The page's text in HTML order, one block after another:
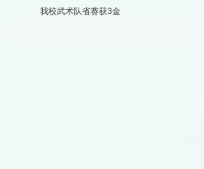
我校武术队省赛获3金